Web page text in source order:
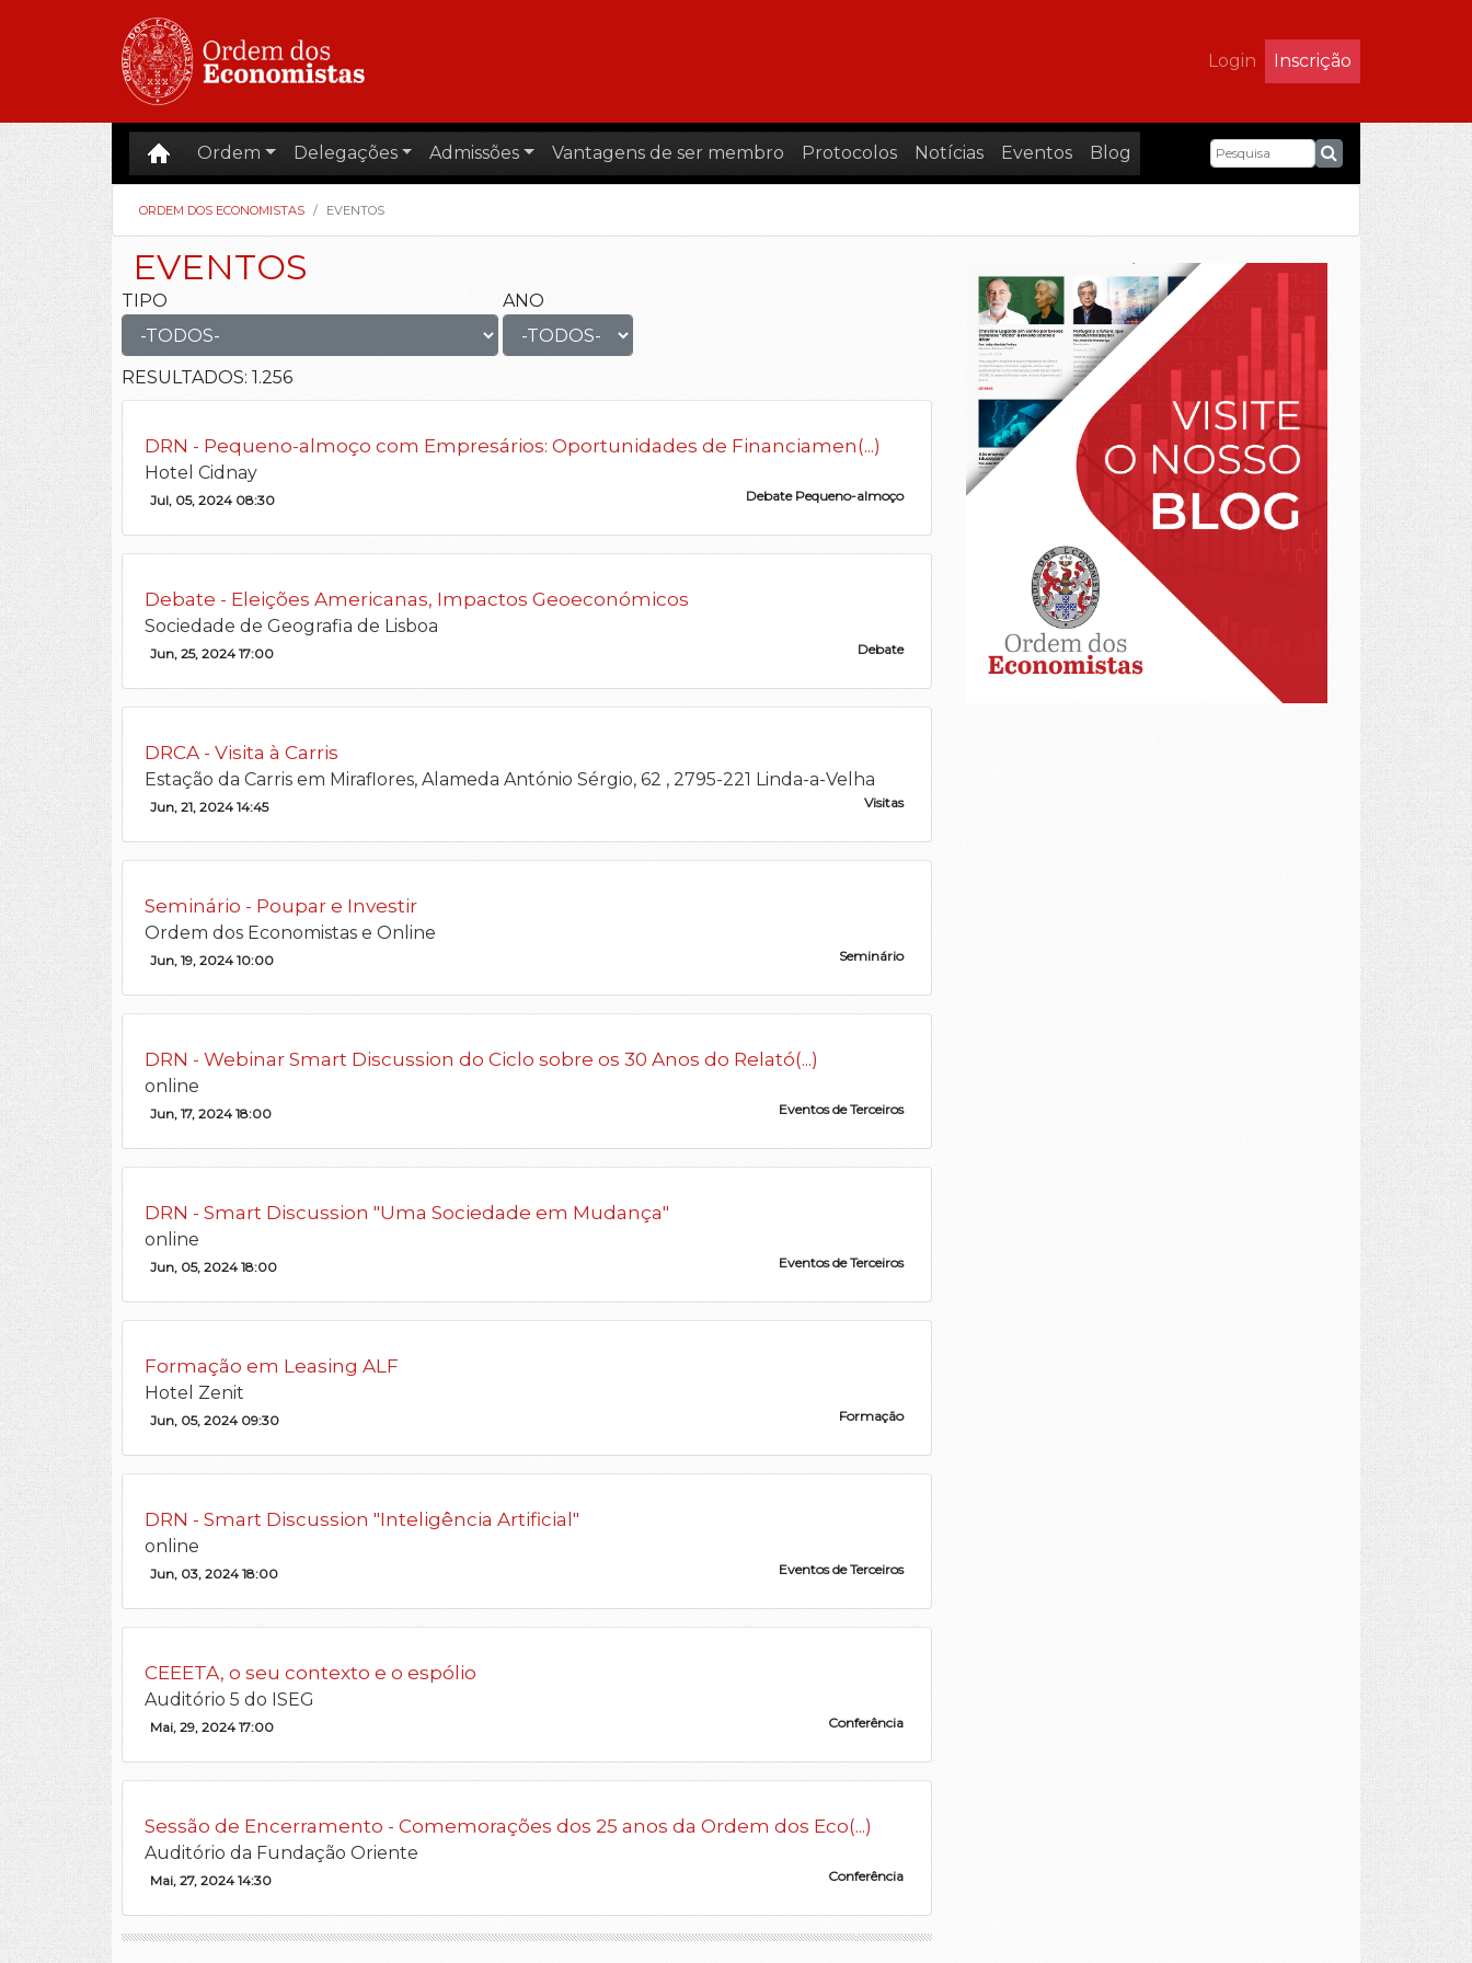
Login Inscrição
Ordem Delegações Admissões Vantagens de ser membro Protocolos Notícias Eventos Blog
ORDEM DOS ECONOMISTAS EVENTOS
EVENTOS
TIPO ANO
RESULTADOS: 1.256
DRN - Pequeno-almoço com Empresários: Oportunidades de Financiamen(...)
Hotel Cidnay
Jul, 05, 2024 08:30 Debate Pequeno-almoço
Debate - Eleições Americanas, Impactos Geoeconómicos
Sociedade de Geografia de Lisboa
Jun, 25, 2024 17:00 Debate
DRCA - Visita à Carris
Estação da Carris em Miraflores, Alameda António Sérgio, 62 , 2795-221 Linda-a-Velha
Jun, 21, 2024 14:45 Visitas
Seminário - Poupar e Investir
Ordem dos Economistas e Online
Jun, 19, 2024 10:00 Seminário
DRN - Webinar Smart Discussion do Ciclo sobre os 30 Anos do Relató(...)
online
Jun, 17, 2024 18:00 Eventos de Terceiros
DRN - Smart Discussion "Uma Sociedade em Mudança"
online
Jun, 05, 2024 18:00 Eventos de Terceiros
Formação em Leasing ALF
Hotel Zenit
Jun, 05, 2024 09:30 Formação
DRN - Smart Discussion "Inteligência Artificial"
online
Jun, 03, 2024 18:00 Eventos de Terceiros
CEEETA, o seu contexto e o espólio
Auditório 5 do ISEG
Mai, 29, 2024 17:00 Conferência
Sessão de Encerramento - Comemorações dos 25 anos da Ordem dos Eco(...)
Auditório da Fundação Oriente
Mai, 27, 2024 14:30 Conferência